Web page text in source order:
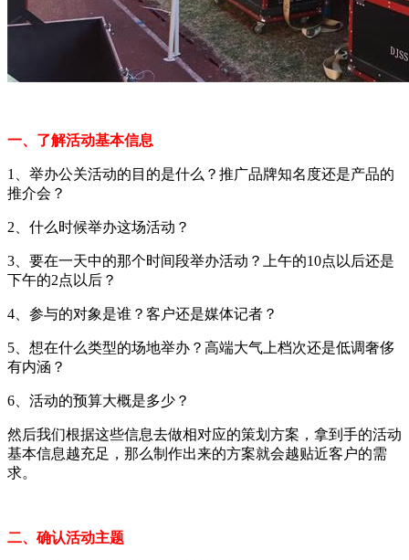
一、了解活动基本信息
1、举办公关活动的目的是什么？推广品牌知名度还是产品的
推介会？
2、什么时候举办这场活动？
3、要在一天中的那个时间段举办活动？上午的10点以后还是
下午的2点以后？
4、参与的对象是谁？客户还是媒体记者？
5、想在什么类型的场地举办？高端大气上档次还是低调奢侈
有内涵？
6、活动的预算大概是多少？
然后我们根据这些信息去做相对应的策划方案，拿到手的活动
基本信息越充足，那么制作出来的方案就会越贴近客户的需
求。
二、确认活动主题